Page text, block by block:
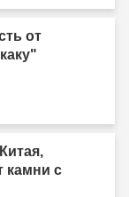
от
камни с